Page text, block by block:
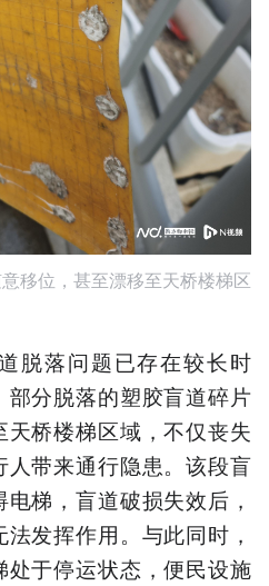
移位，甚至漂移至天桥楼梯区
脱落问题已存在较长时
分脱落的塑胶盲道碎片
桥楼梯区域，不仅丧失
带来通行隐患。该段盲
梯，盲道破损失效后，
发挥作用。与此同时，
于停运状态，便民设施